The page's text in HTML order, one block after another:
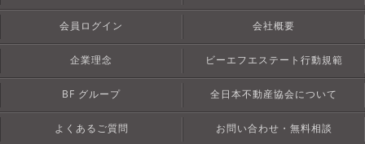
会員ログイン 会社概要
企業理念 ビーエフエステート行動規範
BF グループ 全日本不動産協会について
よくあるご質問 お問い合わせ・無料相談